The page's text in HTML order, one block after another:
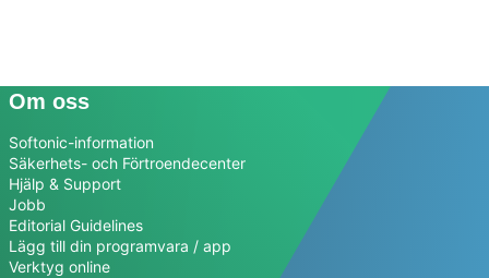
Om oss
Softonic-information
Säkerhets- och Förtroendecenter
Hjälp & Support
Jobb
Editorial Guidelines
Lägg till din programvara / app
Verktyg online